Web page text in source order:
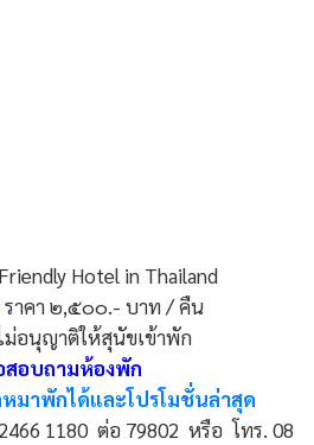
Hotel in Thailand
ราคา ๒,๕๐๐.- บาท / คืน
ม่อนุญาติให้สุนัขเข้าพัก
สอบถามห้องพัก
มาพักได้และโปรโมชั่นล่าสุด
1180 ต่อ 79802 หรือ โทร. 08